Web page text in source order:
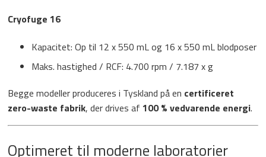
Cryofuge 16
Kapacitet: Op til 12 x 550 mL og 16 x 550 mL blodposer
Maks. hastighed / RCF: 4.700 rpm / 7.187 x g
Begge modeller produceres i Tyskland på en certificeret
zero-waste fabrik, der drives af 100 % vedvarende energi.
Optimeret til moderne laboratorier